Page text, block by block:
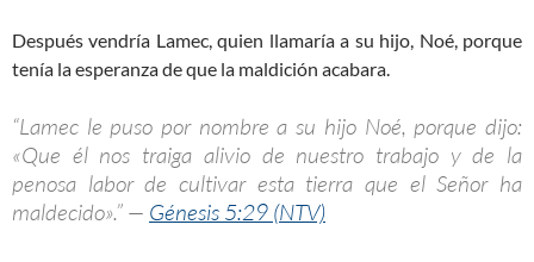
Después vendría Lamec, quien llamaría a su hijo, Noé, porque
tenía la esperanza de que la maldición acabara.
“Lamec le puso por nombre a su hijo Noé, porque dijo:
«Que él nos traiga alivio de nuestro trabajo y de la
penosa labor de cultivar esta tierra que el Señor ha
maldecido».” — Génesis 5:29 (NTV)